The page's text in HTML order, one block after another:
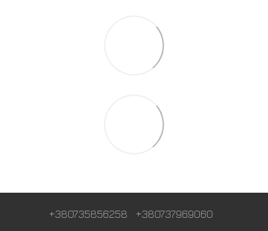
+380735856258 +380737969060